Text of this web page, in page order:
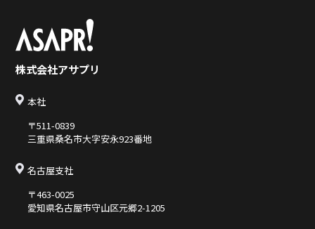
株式会社アサプリ
本社
〒511-0839
三重県桑名市大字安永923番地
名古屋支社
〒463-0025
愛知県名古屋市守山区元郷2-1205